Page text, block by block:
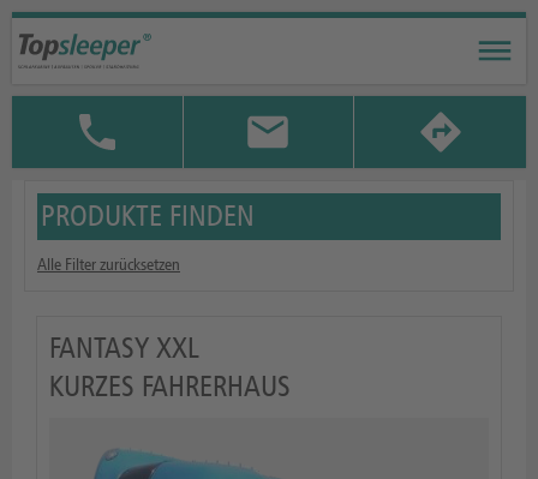
PRODUKTE FINDEN
Alle Filter zurücksetzen
FANTASY XXL
KURZES FAHRERHAUS